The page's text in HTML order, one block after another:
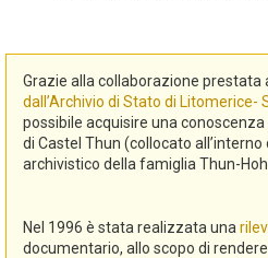
Grazie alla collaborazione prestata
dall’Archivio di Stato di Litomerice-
possibile acquisire una
di Castel Thun (collocato
archivistico della famiglia Thun-
Nel 1996 è stata realizzata una
documentario, allo scopo di